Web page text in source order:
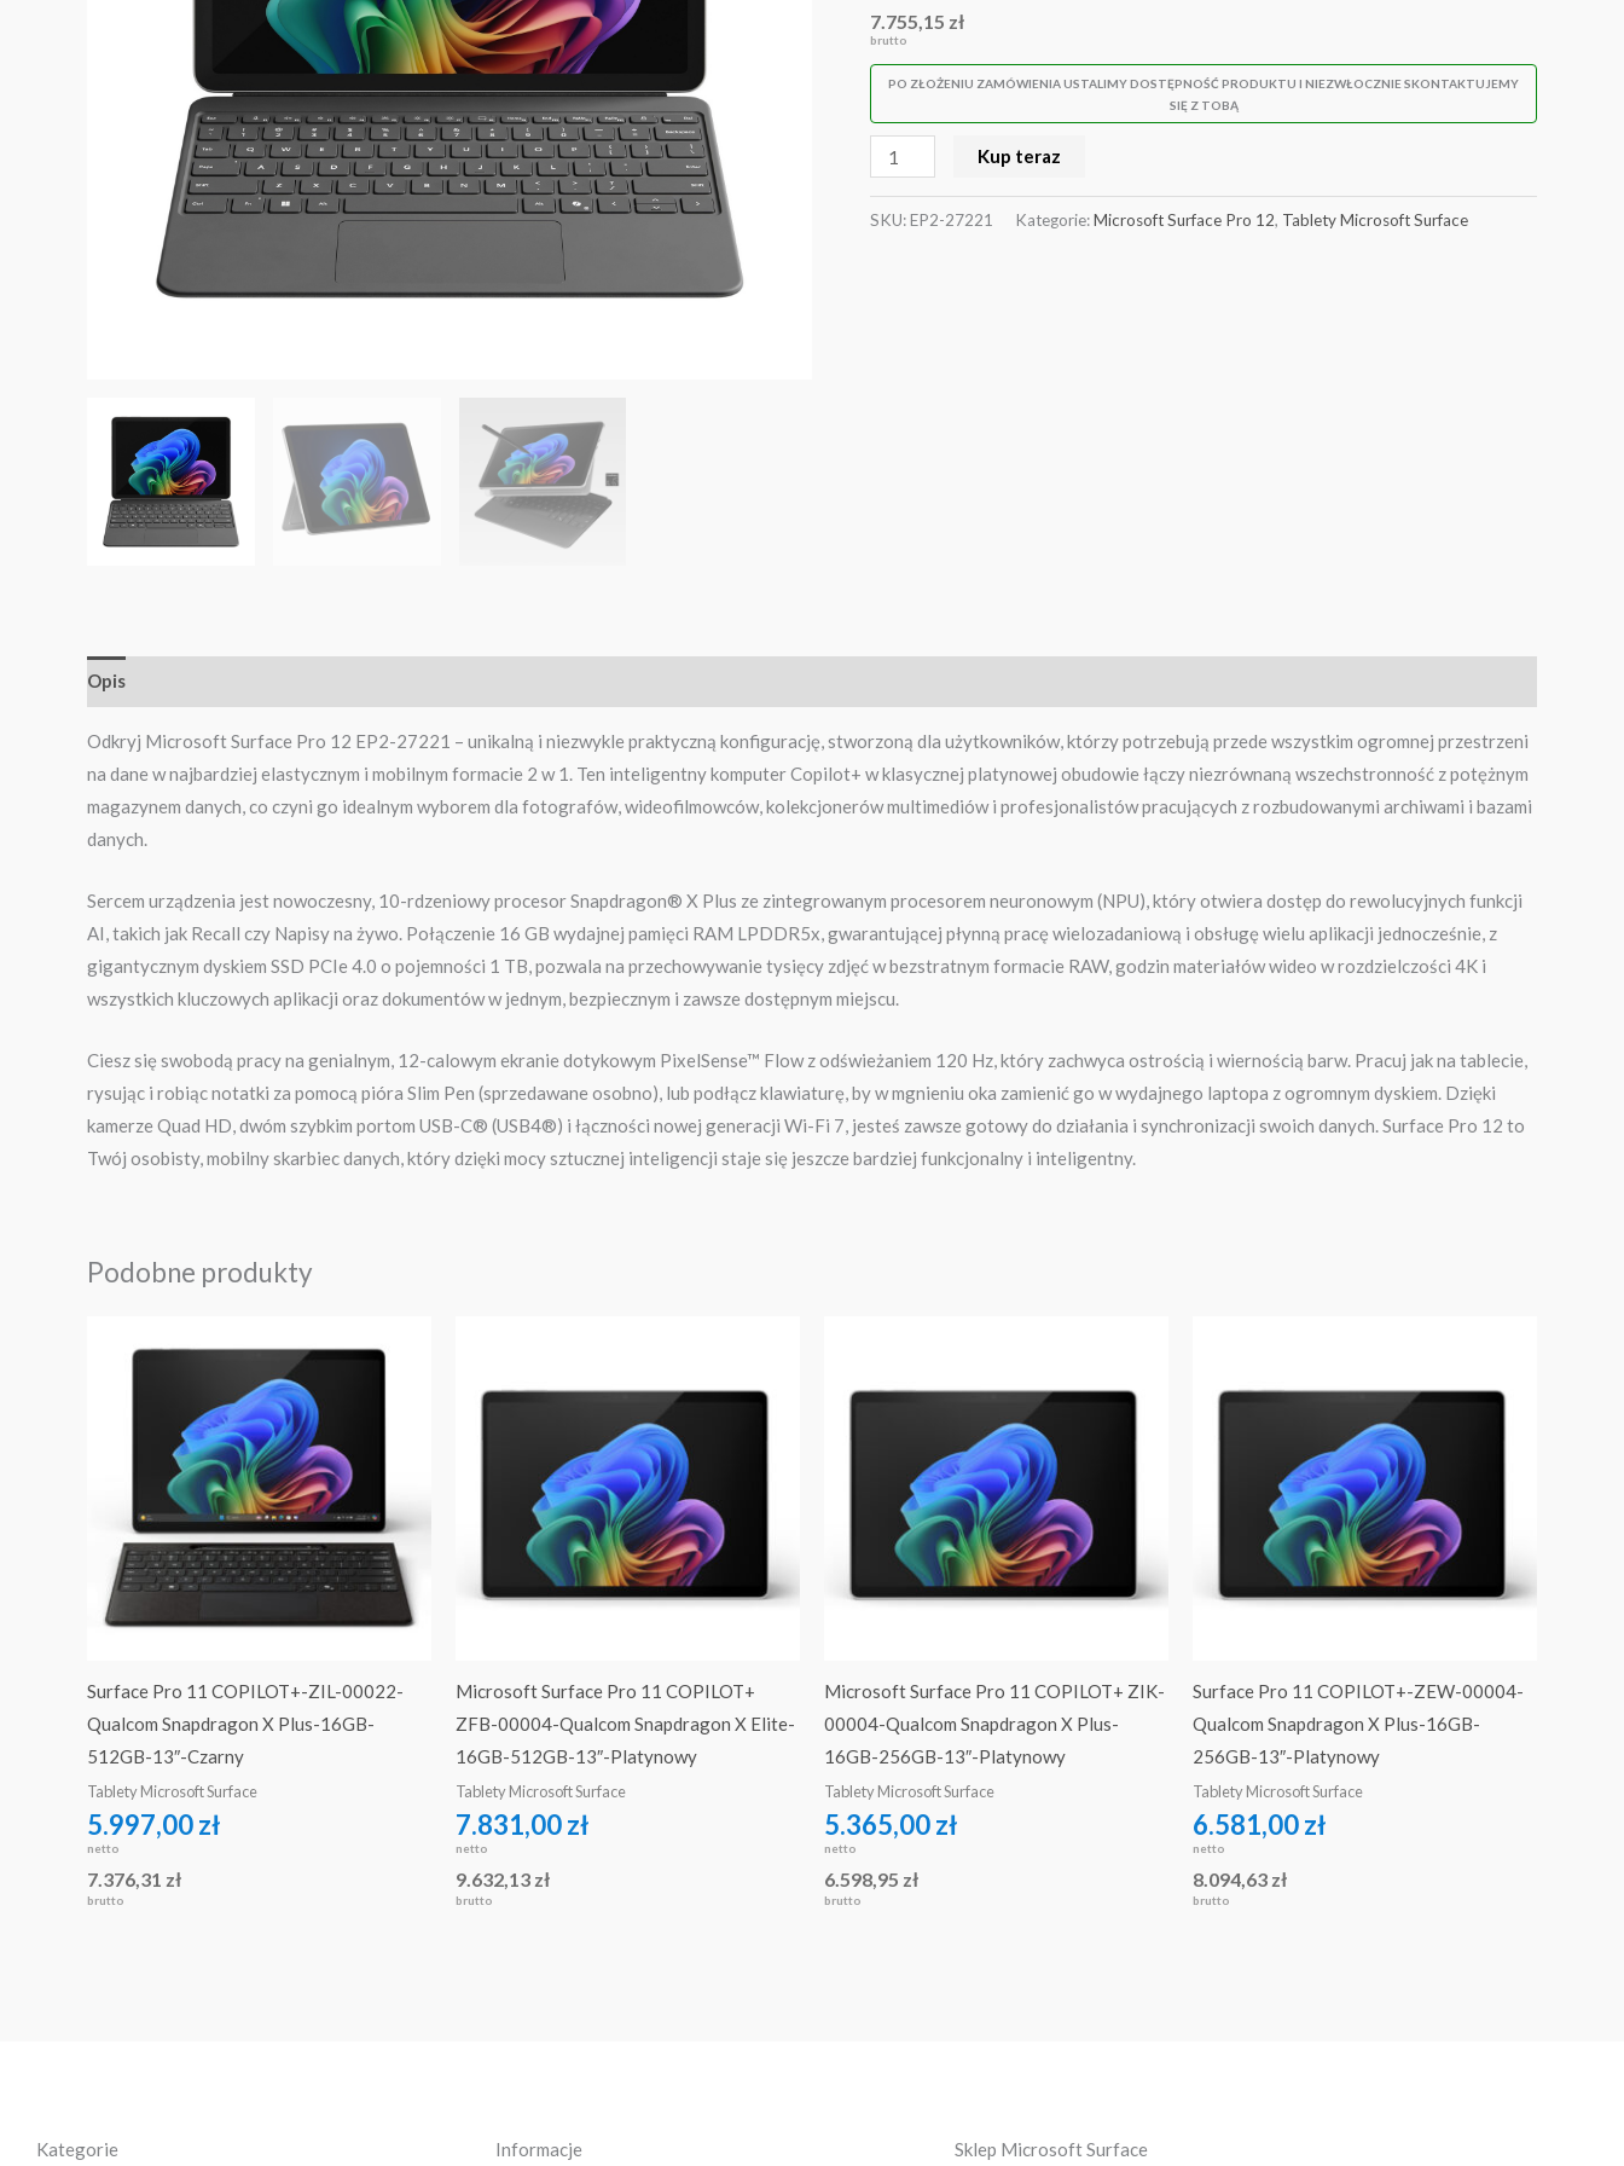
7.755,15 zł
brutto
PO ZŁOŻENIU ZAMÓWIENIA USTALIMY DOSTĘPNOŚĆ PRODUKTU I NIEZWŁOCZNIE SKONTAKTUJEMY
SIĘ Z TOBĄ
core)/16GB/1TB/12''/WiFi/Platynowy
Kup teraz
SKU:EP2-27221 Kategorie:Microsoft Surface Pro 12, Tablety Microsoft Surface
Opis
Odkryj Microsoft Surface Pro 12 EP2-27221 – unikalną i niezwykle praktyczną konfigurację, stworzoną dla użytkowników, którzy potrzebują przede wszystkim ogromnej przestrzeni
na dane w najbardziej elastycznym i mobilnym formacie 2 w 1. Ten inteligentny komputer Copilot+ w klasycznej platynowej obudowie łączy niezrównaną wszechstronność z potężnym
magazynem danych, co czyni go idealnym wyborem dla fotografów, wideofilmowców, kolekcjonerów multimediów i profesjonalistów pracujących z rozbudowanymi archiwami i bazami
danych.
Sercem urządzenia jest nowoczesny, 10-rdzeniowy procesor Snapdragon® X Plus ze zintegrowanym procesorem neuronowym (NPU), który otwiera dostęp do rewolucyjnych funkcji
AI, takich jak Recall czy Napisy na żywo. Połączenie 16 GB wydajnej pamięci RAM LPDDR5x, gwarantującej płynną pracę wielozadaniową i obsługę wielu aplikacji jednocześnie, z
gigantycznym dyskiem SSD PCIe 4.0 o pojemności 1 TB, pozwala na przechowywanie tysięcy zdjęć w bezstratnym formacie RAW, godzin materiałów wideo w rozdzielczości 4K i
wszystkich kluczowych aplikacji oraz dokumentów w jednym, bezpiecznym i zawsze dostępnym miejscu.
Ciesz się swobodą pracy na genialnym, 12-calowym ekranie dotykowym PixelSense™ Flow z odświeżaniem 120 Hz, który zachwyca ostrością i wiernością barw. Pracuj jak na tablecie,
rysując i robiąc notatki za pomocą pióra Slim Pen (sprzedawane osobno), lub podłącz klawiaturę, by w mgnieniu oka zamienić go w wydajnego laptopa z ogromnym dyskiem. Dzięki
kamerze Quad HD, dwóm szybkim portom USB-C® (USB4®) i łączności nowej generacji Wi-Fi 7, jesteś zawsze gotowy do działania i synchronizacji swoich danych. Surface Pro 12 to
Twój osobisty, mobilny skarbiec danych, który dzięki mocy sztucznej inteligencji staje się jeszcze bardziej funkcjonalny i inteligentny.
Podobne produkty
Surface Pro 11 COPILOT+-ZIL-00022-
Qualcom Snapdragon X Plus-16GB-
512GB-13″-Czarny
Tablety Microsoft Surface
5.997,00zł
netto
7.376,31 zł
brutto
Microsoft Surface Pro 11 COPILOT+
ZFB-00004-Qualcom Snapdragon X Elite-
16GB-512GB-13″-Platynowy
Tablety Microsoft Surface
7.831,00zł
netto
9.632,13 zł
brutto
Microsoft Surface Pro 11 COPILOT+ ZIK-
00004-Qualcom Snapdragon X Plus-
16GB-256GB-13″-Platynowy
Tablety Microsoft Surface
5.365,00zł
netto
6.598,95 zł
brutto
Surface Pro 11 COPILOT+-ZEW-00004-
Qualcom Snapdragon X Plus-16GB-
256GB-13″-Platynowy
Tablety Microsoft Surface
6.581,00zł
netto
8.094,63 zł
brutto
Kategorie Informacje Sklep Microsoft Surface